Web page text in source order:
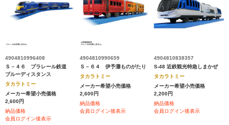
4904810996408
Ｓ－４６ プラレール鉄道
ブルーディスタンス
タカラトミー
メーカー希望小売価格
2,600円
納品価格
会員ログイン後表示
4904810990659
Ｓ－６４ 伊予灘ものがたり
タカラトミー
メーカー希望小売価格
2,600円
納品価格
会員ログイン後表示
4904810838357
S-48 近鉄観光特急しまかぜ
タカラトミー
メーカー希望小売価格
2,200円
納品価格
会員ログイン後表示